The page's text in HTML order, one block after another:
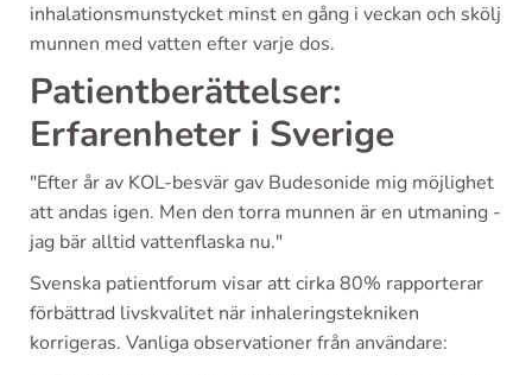
inhalationsmunstycket minst en gång i veckan och skölj
munnen med vatten efter varje dos.
Patientberättelser:
Erfarenheter i Sverige
"Efter år av KOL-besvär gav Budesonide mig möjlighet
att andas igen. Men den torra munnen är en utmaning -
jag bär alltid vattenflaska nu."
Svenska patientforum visar att cirka 80% rapporterar
förbättrad livskvalitet när inhaleringstekniken
korrigeras. Vanliga observationer från användare: